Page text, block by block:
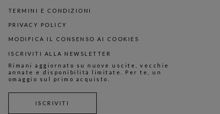
TERMINI E CONDIZIONI
PRIVACY POLICY
MODIFICA IL CONSENSO AI COOKIES
ISCRIVITI ALLA NEWSLETTER
Rimani aggiornato su nuove uscite, vecchie
annate e disponibilità limitate. Per te, un
omaggio sul primo acquisto.
ISCRIVITI